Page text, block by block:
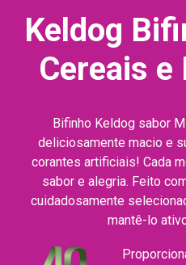
Keldog
Cereais e
Bifinho Keldog sabor
deliciosamente macio e
corantes artificiais! Cada
sabor e alegria. Feito
cuidadosamente
mantê-lo